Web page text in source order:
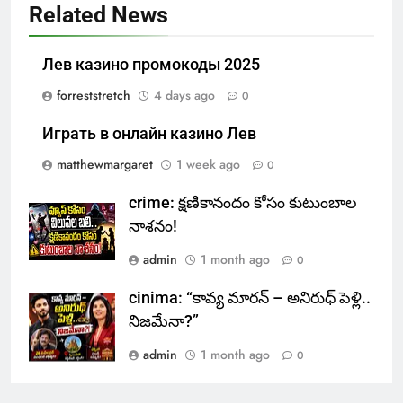
Related News
Лев казино промокоды 2025
forreststretch
4 days ago 0
Играть в онлайн казино Лев
matthewmargaret
1 week ago 0
crime: క్షణికానందం కోసం కుటుంబాల
నాశనం!
admin
1 month ago 0
cinima: “కావ్య మారన్ – అనిరుధ్ పెళ్లి..
నిజమేనా?”
admin
1 month ago 0